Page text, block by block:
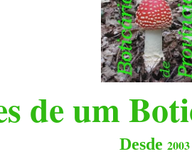
de um
Desde 2003